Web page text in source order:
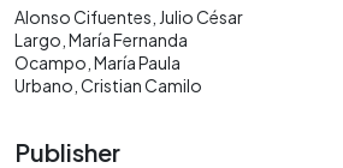
Alonso Cifuentes, Julio César
Largo, María Fernanda
Ocampo, María Paula
Urbano, Cristian Camilo
Publisher